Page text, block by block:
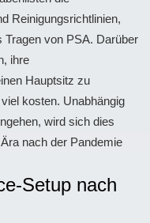
Reinigungsrichtlinien,
Tragen von PSA. Darüber
ihre
Hauptsitz zu
kosten. Unabhängig
wird sich dies
nach der Pandemie
Setup nach